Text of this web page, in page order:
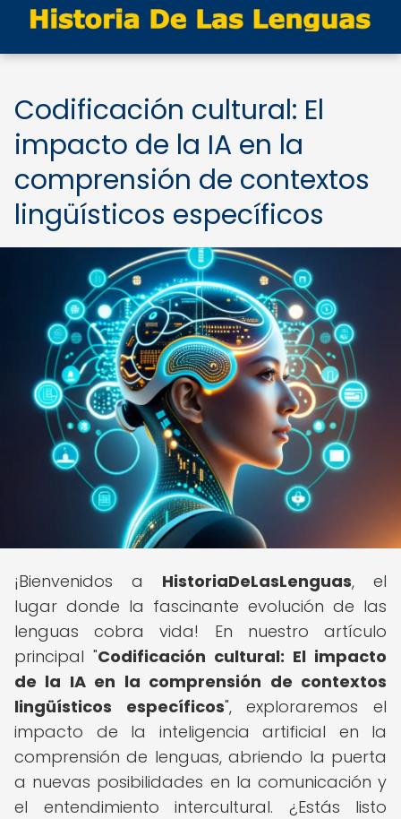
Codificación cultural: El
impacto de la IA en la
comprensión de contextos
lingüísticos específicos
¡Bienvenidos a HistoriaDeLasLenguas, el
lugar donde la fascinante evolución de las
lenguas cobra vida! En nuestro artículo
principal "Codificación cultural: El impacto
de la IA en la comprensión de contextos
lingüísticos específicos", exploraremos el
impacto de la inteligencia artificial en la
comprensión de lenguas, abriendo la puerta
a nuevas posibilidades en la comunicación y
el entendimiento intercultural. ¿Estás listo